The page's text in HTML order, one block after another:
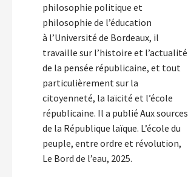
philosophie politique et
philosophie de l’éducation
à l’Université de Bordeaux, il
travaille sur l’histoire et l’actualité
de la pensée républicaine, et tout
particulièrement sur la
citoyenneté, la laïcité et l’école
républicaine. Il a publié Aux sources
de la République laïque. L’école du
peuple, entre ordre et révolution,
Le Bord de l’eau, 2025.